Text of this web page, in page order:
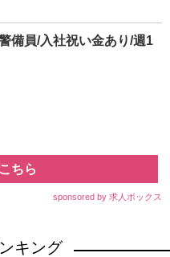
備員/入社祝い金あり/週1
ちら
sponsored by 求人ボックス
キング